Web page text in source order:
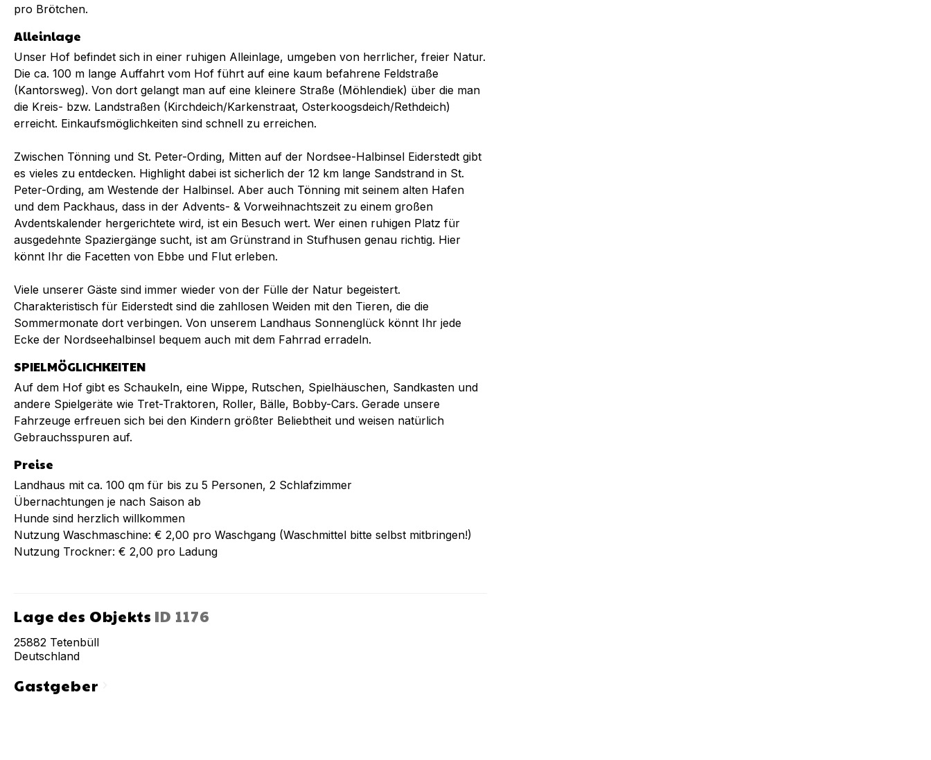
pro Brötchen.
Alleinlage
Unser Hof befindet sich in einer ruhigen Alleinlage, umgeben von herrlicher, freier Natur.
Die ca. 100 m lange Auffahrt vom Hof führt auf eine kaum befahrene Feldstraße
(Kantorsweg). Von dort gelangt man auf eine kleinere Straße (Möhlendiek) über die man
die Kreis- bzw. Landstraßen (Kirchdeich/Karkenstraat, Osterkoogsdeich/Rethdeich)
erreicht. Einkaufsmöglichkeiten sind schnell zu erreichen.
Zwischen Tönning und St. Peter-Ording, Mitten auf der Nordsee-Halbinsel Eiderstedt gibt
es vieles zu entdecken. Highlight dabei ist sicherlich der 12 km lange Sandstrand in St.
Peter-Ording, am Westende der Halbinsel. Aber auch Tönning mit seinem alten Hafen
und dem Packhaus, dass in der Advents- & Vorweihnachtszeit zu einem großen
Avdentskalender hergerichtete wird, ist ein Besuch wert. Wer einen ruhigen Platz für
ausgedehnte Spaziergänge sucht, ist am Grünstrand in Stufhusen genau richtig. Hier
könnt Ihr die Facetten von Ebbe und Flut erleben.
Viele unserer Gäste sind immer wieder von der Fülle der Natur begeistert.
Charakteristisch für Eiderstedt sind die zahllosen Weiden mit den Tieren, die die
Sommermonate dort verbingen. Von unserem Landhaus Sonnenglück könnt Ihr jede
Ecke der Nordseehalbinsel bequem auch mit dem Fahrrad erradeln.
SPIELMÖGLICHKEITEN
Auf dem Hof gibt es Schaukeln, eine Wippe, Rutschen, Spielhäuschen, Sandkasten und
andere Spielgeräte wie Tret-Traktoren, Roller, Bälle, Bobby-Cars. Gerade unsere
Fahrzeuge erfreuen sich bei den Kindern größter Beliebtheit und weisen natürlich
Gebrauchsspuren auf.
Preise
Landhaus mit ca. 100 qm für bis zu 5 Personen, 2 Schlafzimmer
Übernachtungen je nach Saison ab
Hunde sind herzlich willkommen
Nutzung Waschmaschine: € 2,00 pro Waschgang (Waschmittel bitte selbst mitbringen!)
Nutzung Trockner: € 2,00 pro Ladung
Lage des Objekts ID 1176
25882 Tetenbüll
Deutschland
Gastgeberchevron_right